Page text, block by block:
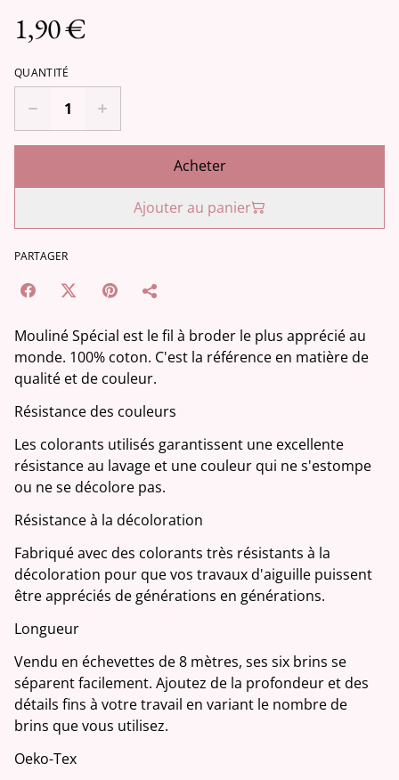
1,90 €
QUANTITÉ
Acheter
Ajouter au panier
PARTAGER
Mouliné Spécial est le fil à broder le plus apprécié au
monde. 100% coton. C'est la référence en matière de
qualité et de couleur.
Résistance des couleurs
Les colorants utilisés garantissent une excellente
résistance au lavage et une couleur qui ne s'estompe
ou ne se décolore pas.
Résistance à la décoloration
Fabriqué avec des colorants très résistants à la
décoloration pour que vos travaux d'aiguille puissent
être appréciés de générations en générations.
Longueur
Vendu en échevettes de 8 mètres, ses six brins se
séparent facilement. Ajoutez de la profondeur et des
détails fins à votre travail en variant le nombre de
brins que vous utilisez.
Oeko-Tex